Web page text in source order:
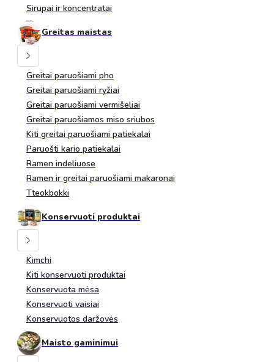
Sirupai ir koncentratai
Greitas maistas
Greitai paruošiami pho
Greitai paruošiami ryžiai
Greitai paruošiami vermišeliai
Greitai paruošiamos miso sriubos
Kiti greitai paruošiami patiekalai
Paruošti kario patiekalai
Ramen indeliuose
Ramen ir greitai paruošiami makaronai
Tteokbokki
Konservuoti produktai
Kimchi
Kiti konservuoti produktai
Konservuota mėsa
Konservuoti vaisiai
Konservuotos daržovės
Maisto gaminimui